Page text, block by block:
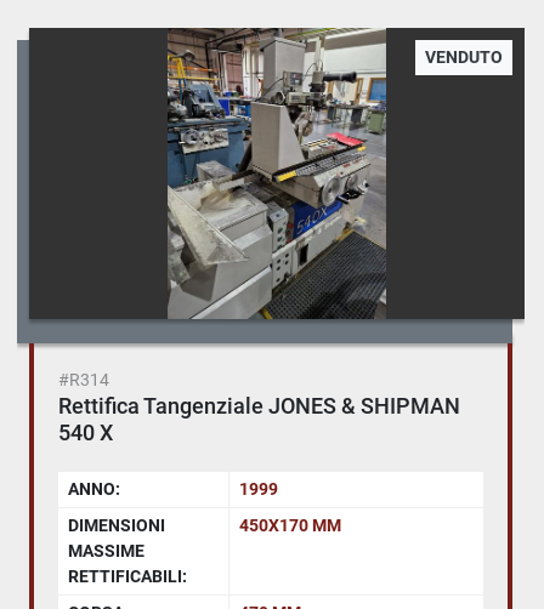
VENDUTO
#R314
Rettifica Tangenziale JONES & SHIPMAN
540 X
ANNO:
1999
DIMENSIONI
MASSIME
RETTIFICABILI:
450X170 MM